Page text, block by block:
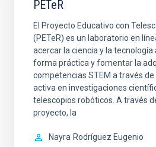
PETeR
El Proyecto Educativo con
(PETeR) es un laboratorio en
acercar la ciencia y la tecnología
forma práctica y fomentar la
competencias STEM a través
activa en investigaciones
telescopios robóticos. A través
proyecto, la
Nayra Rodríguez Eugenio